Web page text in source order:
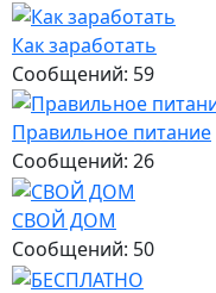
Как заработать
Сообщений: 59
Правильное питание
Сообщений: 26
СВОЙ ДОМ
Сообщений: 50